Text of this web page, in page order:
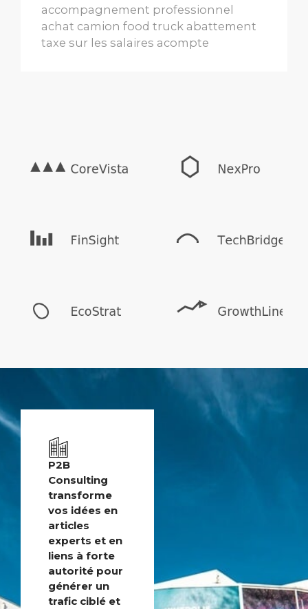
accompagnement professionnel
achat camion food truck abattement
taxe sur les salaires acompte
P2B
Consulting
transforme
vos idées en
articles
experts et en
liens à forte
autorité pour
générer un
trafic ciblé et